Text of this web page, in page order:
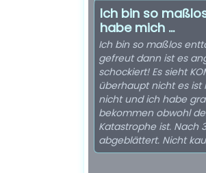
Ich bin so
habe mich ...
Ich bin so maßlos
gefreut dann ist es
schockiert! Es sieht
überhaupt nicht es
nicht und ich habe
bekommen obwohl
Katastrophe ist. Nach
abgeblättert. Nicht